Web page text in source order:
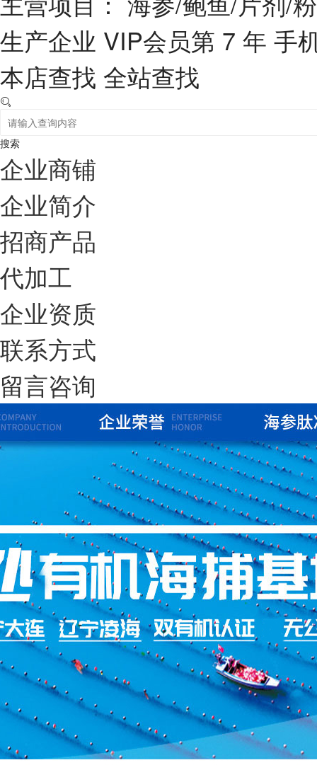
生产企业 VIP会员第 7 年 手
本店查找 全站查找
搜索
企业商铺
企业简介
招商产品
代加工
企业资质
联系方式
留言咨询